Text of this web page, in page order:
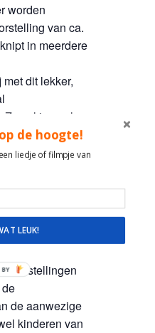
worden
van ca.
in meerdere
dit lekker,
jong als
uit volle
de div. liedjes,
acts
steeds
voorstellingen
de aanwezige
kinderen van
de hoogte!
liedje of filmpje van
LEUK!
BY